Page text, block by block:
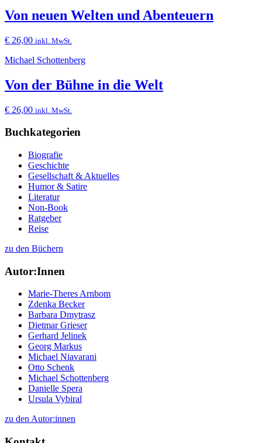
Von neuen Welten und Abenteuern
€ 26,00 inkl. MwSt.
Michael Schottenberg
Von der Bühne in die Welt
€ 26,00 inkl. MwSt.
Buchkategorien
Biografie
Geschichte
Gesellschaft & Aktuelles
Humor & Satire
Literatur
Non-Book
Ratgeber
Reise
zu den Büchern
Autor:Innen
Marie-Theres Arnbom
Zdenka Becker
Barbara Dmytrasz
Dietmar Grieser
Gerhard Jelinek
Georg Markus
Michael Niavarani
Otto Schenk
Michael Schottenberg
Danielle Spera
Ursula Vybiral
zu den Autor:innen